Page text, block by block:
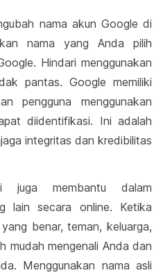
nama akun Google di
nama yang Anda pilih
Hindari menggunakan
pantas. Google memiliki
pengguna menggunakan
diidentifikasi. Ini adalah
integritas dan kredibilitas
juga membantu dalam
lain secara online. Ketika
benar, teman, keluarga,
mudah mengenali Anda dan
Menggunakan nama asli